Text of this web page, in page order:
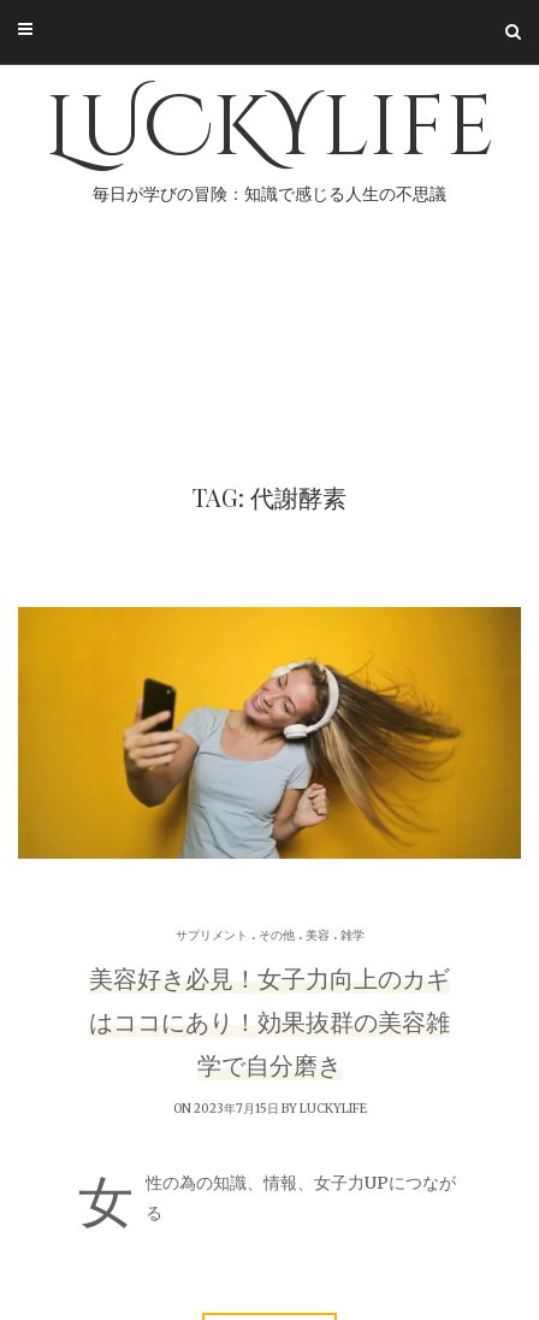
content
LUCKYlife
毎日が学びの冒険：知識で感じる人生の不思議
TAG: 代謝酵素
サプリメント . その他. 美容 . 雑学
美容好き必見！女子力向上のカギ
はココにあり！効果抜群の美容雑
学で自分磨き
ON 2023年7月15日 BYLUCKYLIFE
女
性の為の知識、情報、女子力UPにつなが
る